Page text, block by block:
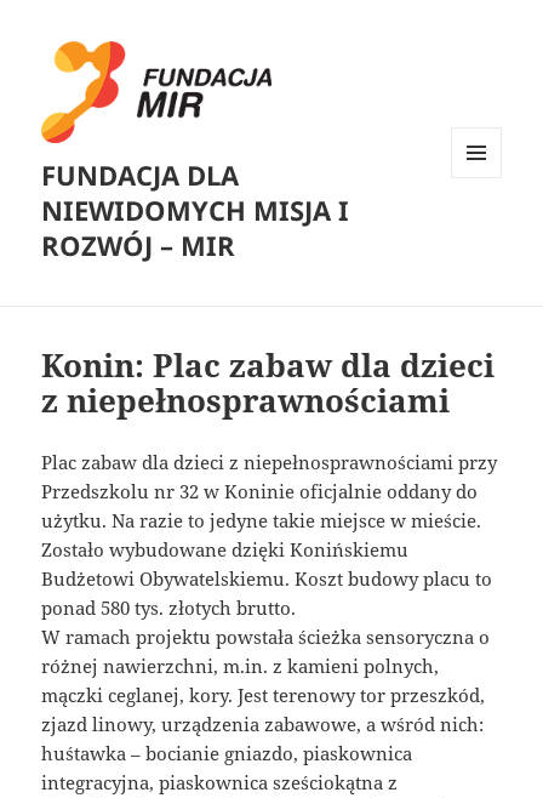
FUNDACJA DLA
NIEWIDOMYCH MISJA I
ROZWÓJ – MIR
Konin: Plac zabaw dla dzieci
z niepełnosprawnościami
Plac zabaw dla dzieci z niepełnosprawnościami przy
Przedszkolu nr 32 w Koninie oficjalnie oddany do
użytku. Na razie to jedyne takie miejsce w mieście.
Zostało wybudowane dzięki Konińskiemu
Budżetowi Obywatelskiemu. Koszt budowy placu to
ponad 580 tys. złotych brutto.
W ramach projektu powstała ścieżka sensoryczna o
różnej nawierzchni, m.in. z kamieni polnych,
mączki ceglanej, kory. Jest terenowy tor przeszkód,
zjazd linowy, urządzenia zabawowe, a wśród nich:
huśtawka – bocianie gniazdo, piaskownica
integracyjna, piaskownica sześciokątna z